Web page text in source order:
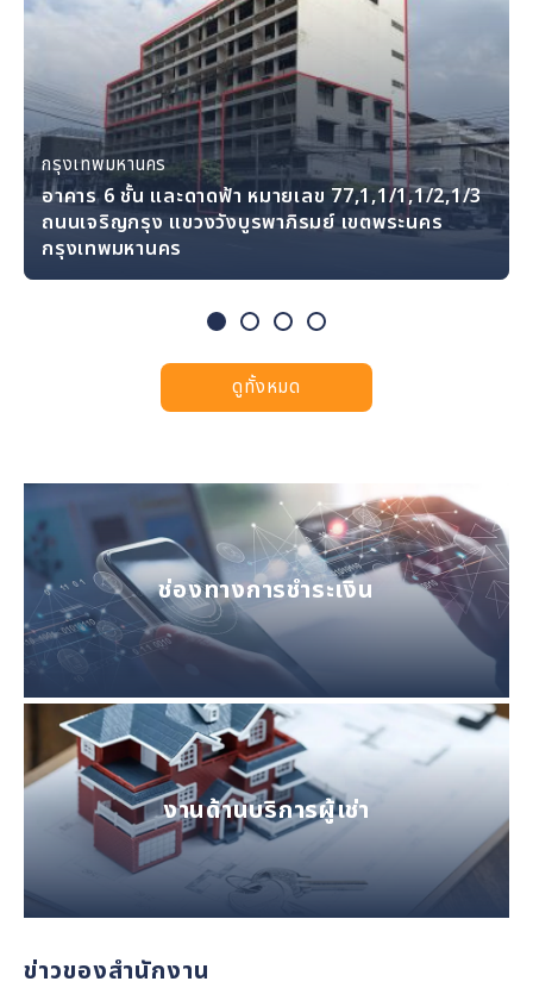
กรุงเทพมหานคร
อาคาร 6 ชั้น และดาดฟ้า หมายเลข 77,1,1/1,1/2,1/3
ถนนเจริญกรุง แขวงวังบูรพาภิรมย์ เขตพระนคร
กรุงเทพมหานคร
กรุงเทพมหานคร
อาคาร 3 ชั้น หมายเลข 285/5 ถนนสวนอ้อยซอยกลาง
ซอยสวนอ้อย 2 แขวงดุสิต เขตดุสิต กรุงเทพมหานคร
กรุงเทพมหานคร
อาคาร 2 ชั้น หมายเลข 190 ถนนนครสวรรค์ แขวงวัด
โสมนัส เขตป้อมปราบศัตรูพ่าย กรุงเทพมหานคร
กรุงเทพมหานคร
ที่ดินแปลงหมายเลข 105 ตรอกนางเลิ้ง 2 ถนน
ศุภมิตร แขวงวัดโสมนัส เขตป้อมปราบศัตรูพ่าย
กรุงเทพมหานคร
ดูทั้งหมด
ช่องทางการชำระเงิน
งานด้านบริการผู้เช่า
ข่าวของสำนักงาน